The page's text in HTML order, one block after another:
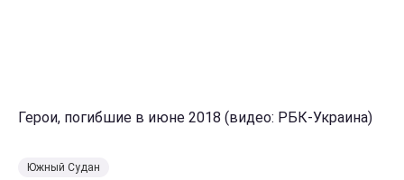
Герои, погибшие в июне 2018 (видео: РБК-Украина)
Южный Судан